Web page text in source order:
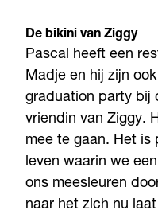
De bikini van Ziggy
Pascal heeft een
Madje en hij zijn
graduation party bij
vriendin van Ziggy.
mee te gaan. Het is
leven waarin we
ons meesleuren
naar het zich nu